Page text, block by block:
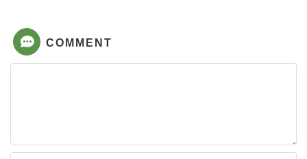
COMMENT